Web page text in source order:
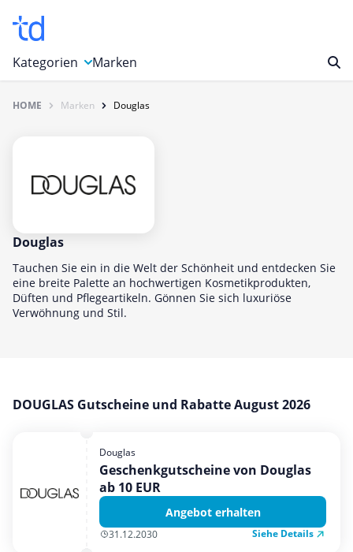
Kategorien
Auto, Motorrad & Werkzeuge
Computer & Elektronik
Essen & Trinken
Foto, Druck & Büro
Gaming & Spielzeug
Garten, Haushalt & Tiere
Sport & Freizeit
Urlaub & Reise
Marken
HOME Marken Douglas
Douglas
Tauchen Sie ein in die Welt der Schönheit und entdecken Sie
eine breite Palette an hochwertigen Kosmetikprodukten,
Düften und Pflegeartikeln. Gönnen Sie sich luxuriöse
Verwöhnung und Stil.
DOUGLAS Gutscheine und Rabatte August 2026
Douglas
Geschenkgutscheine von Douglas
ab 10 EUR
Angebot erhalten
31.12.2030 Siehe Details